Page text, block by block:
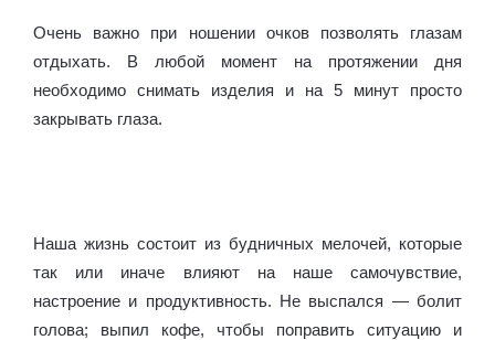
Очень важно при ношении очков позволять глазам
отдыхать. В любой момент на протяжении дня
необходимо снимать изделия и на 5 минут просто
закрывать глаза.
Наша жизнь состоит из будничных мелочей, которые
так или иначе влияют на наше самочувствие,
настроение и продуктивность. Не выспался — болит
голова; выпил кофе, чтобы поправить ситуацию и